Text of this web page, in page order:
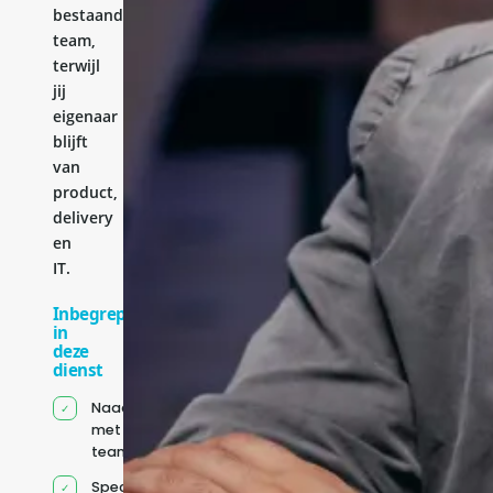
bestaande
team,
terwijl
jij
eigenaar
blijft
van
product,
delivery
en
IT.
Inbegrepen
in
deze
dienst
Naadloze integratie
met jouw bestaande
team
Specifiek voor jou